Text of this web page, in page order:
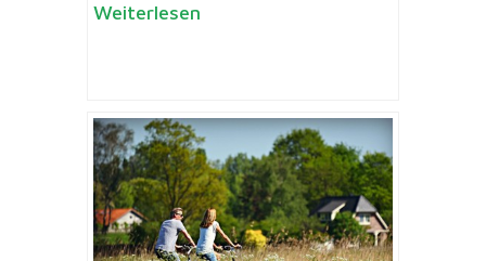
Weiterlesen